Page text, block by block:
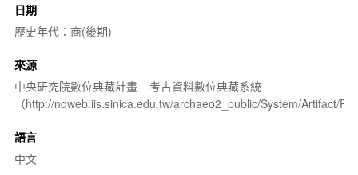
日期
歷史年代：商(後期)
來源
中央研究院數位典藏計畫---考古資料數位典藏系統
（http://ndweb.iis.sinica.edu.tw/archaeo2_public/System/Artifact/
語言
中文